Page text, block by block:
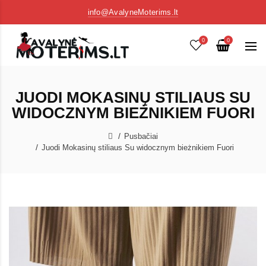
info@AvalyneMoterims.lt
0 0
JUODI MOKASINŲ STILIAUS SU
WIDOCZNYM BIEŻNIKIEM FUORI
Pusbačiai
Juodi Mokasinų stiliaus Su widocznym bieżnikiem Fuori